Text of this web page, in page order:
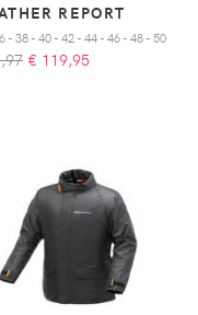
REPORT
- 38 - 40 - 42 - 44 - 46 - 48 - 50
€ 119,95